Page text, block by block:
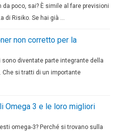
da poco, sai? È simile al fare previsioni
di Risiko. Se hai già …
non corretto per la
sono diventate parte integrante della
Che si tratti di un importante
Omega 3 e le loro migliori
omega-3? Perché si trovano sulla